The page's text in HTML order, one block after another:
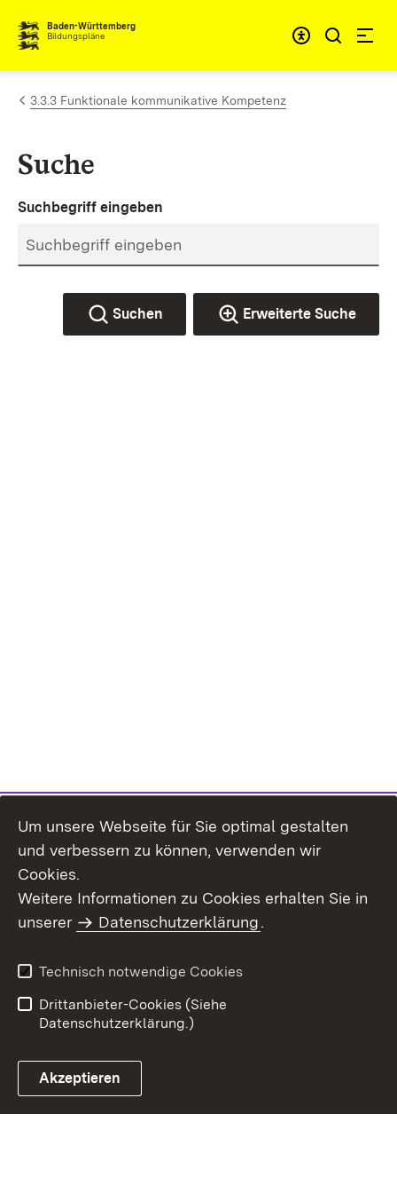
Zum Inhalt springen
Baden-Württemberg
Bildungspläne
3.3.3 Funktionale kommunikative Kompetenz
Suche
Suchbegriff eingeben
Suchen Erweiterte Suche
Um unsere Webseite für Sie optimal gestalten
und verbessern zu können, verwenden wir
Cookies.
Weitere Informationen zu Cookies erhalten Sie in
unserer
Datenschutzerklärung.
Technisch notwendige Cookies
Drittanbieter-Cookies (Siehe
Datenschutzerklärung.)
Akzeptieren